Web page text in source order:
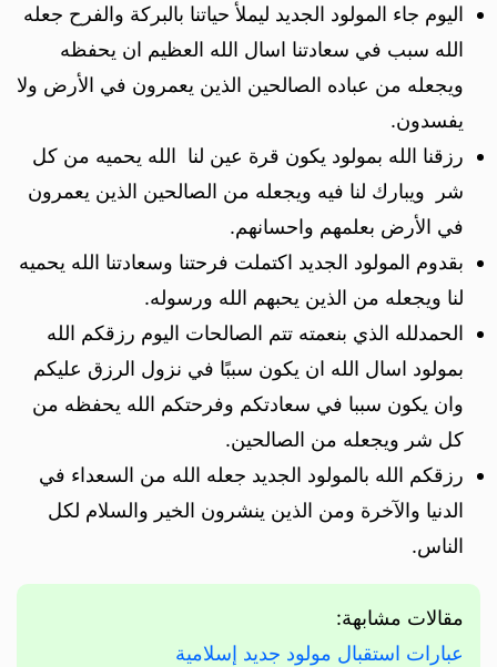
اليوم جاء المولود الجديد ليملأ حياتنا بالبركة والفرح جعله
الله سبب في سعادتنا اسال الله العظيم ان يحفظه
ويجعله من عباده الصالحين الذين يعمرون في الأرض ولا
يفسدون.
رزقنا الله بمولود يكون قرة عين لنا الله يحميه من كل
شر ويبارك لنا فيه ويجعله من الصالحين الذين يعمرون
في الأرض بعلمهم واحسانهم.
بقدوم المولود الجديد اكتملت فرحتنا وسعادتنا الله يحميه
لنا ويجعله من الذين يحبهم الله ورسوله.
الحمدلله الذي بنعمته تتم الصالحات اليوم رزقكم الله
بمولود اسال الله ان يكون سببًا في نزول الرزق عليكم
وان يكون سببا في سعادتكم وفرحتكم الله يحفظه من
كل شر ويجعله من الصالحين.
رزقكم الله بالمولود الجديد جعله الله من السعداء في
الدنيا والآخرة ومن الذين ينشرون الخير والسلام لكل
الناس.
مقالات مشابهة:
عبارات استقبال مولود جديد إسلامية